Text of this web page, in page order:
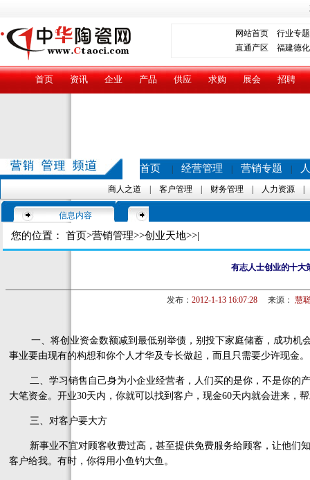
网站首页
行业专题
直通产区 福建德化
首页 资讯 企业 产品 供应 求购 展会 招聘
首页 经营管理 营销专题
商人之道 客户管理 财务管理 人力资源
信息内容
您的位置： 首页>营销管理>>创业天地>>|
有志人士创业的十大
发布： 2012-1-13 16:07:28来源： 慧
一、将创业资金数额减到最低别举债，别投下家庭储蓄，成功机
事业要由现有的构想和你个人才华及专长做起，而且只需要少许现金。
二、学习销售自己身为小企业经营者，人们买的是你，不是你的
大笔资金。开业30天内，你就可以找到客户，现金60天内就会进来，
三、对客户要大方
新事业不宜对顾客收费过高，甚至提供免费服务给顾客，让他们
客户给我。有时，你得用小鱼钓大鱼。